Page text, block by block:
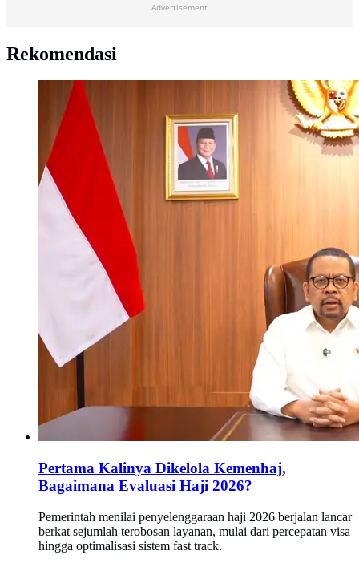
Advertisement
Rekomendasi
Pertama Kalinya Dikelola Kemenhaj,
Bagaimana Evaluasi Haji 2026?
Pemerintah menilai penyelenggaraan haji 2026 berjalan lancar
berkat sejumlah terobosan layanan, mulai dari percepatan visa
hingga optimalisasi sistem fast track.